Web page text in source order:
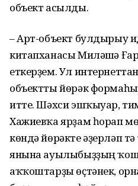
объект асылды.
– Арт-объект булдырыу
китапханасы Миләүшә
еткерҙем. Ул
объектты йөрәк
итте. Шәхси эшҡыуар,
Хажиевҡа ярҙам һорап
көндә йөрәкте әҙерләп
янына ауылыбыҙҙың
аҡҡоштарҙы өҫтәнек,